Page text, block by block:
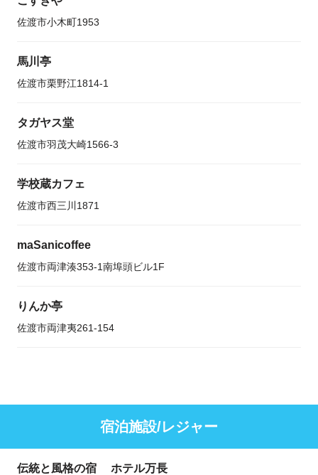
佐渡市小木町1953
馬川亭
佐渡市栗野江1814-1
タガヤス堂
佐渡市羽茂大崎1566-3
学校蔵カフェ
佐渡市西三川1871
maSanicoffee
佐渡市両津湊353-1南埠頭ビル1F
りんか亭
佐渡市両津夷261-154
宿泊施設/レジャー
伝統と風格の宿 ホテル万長